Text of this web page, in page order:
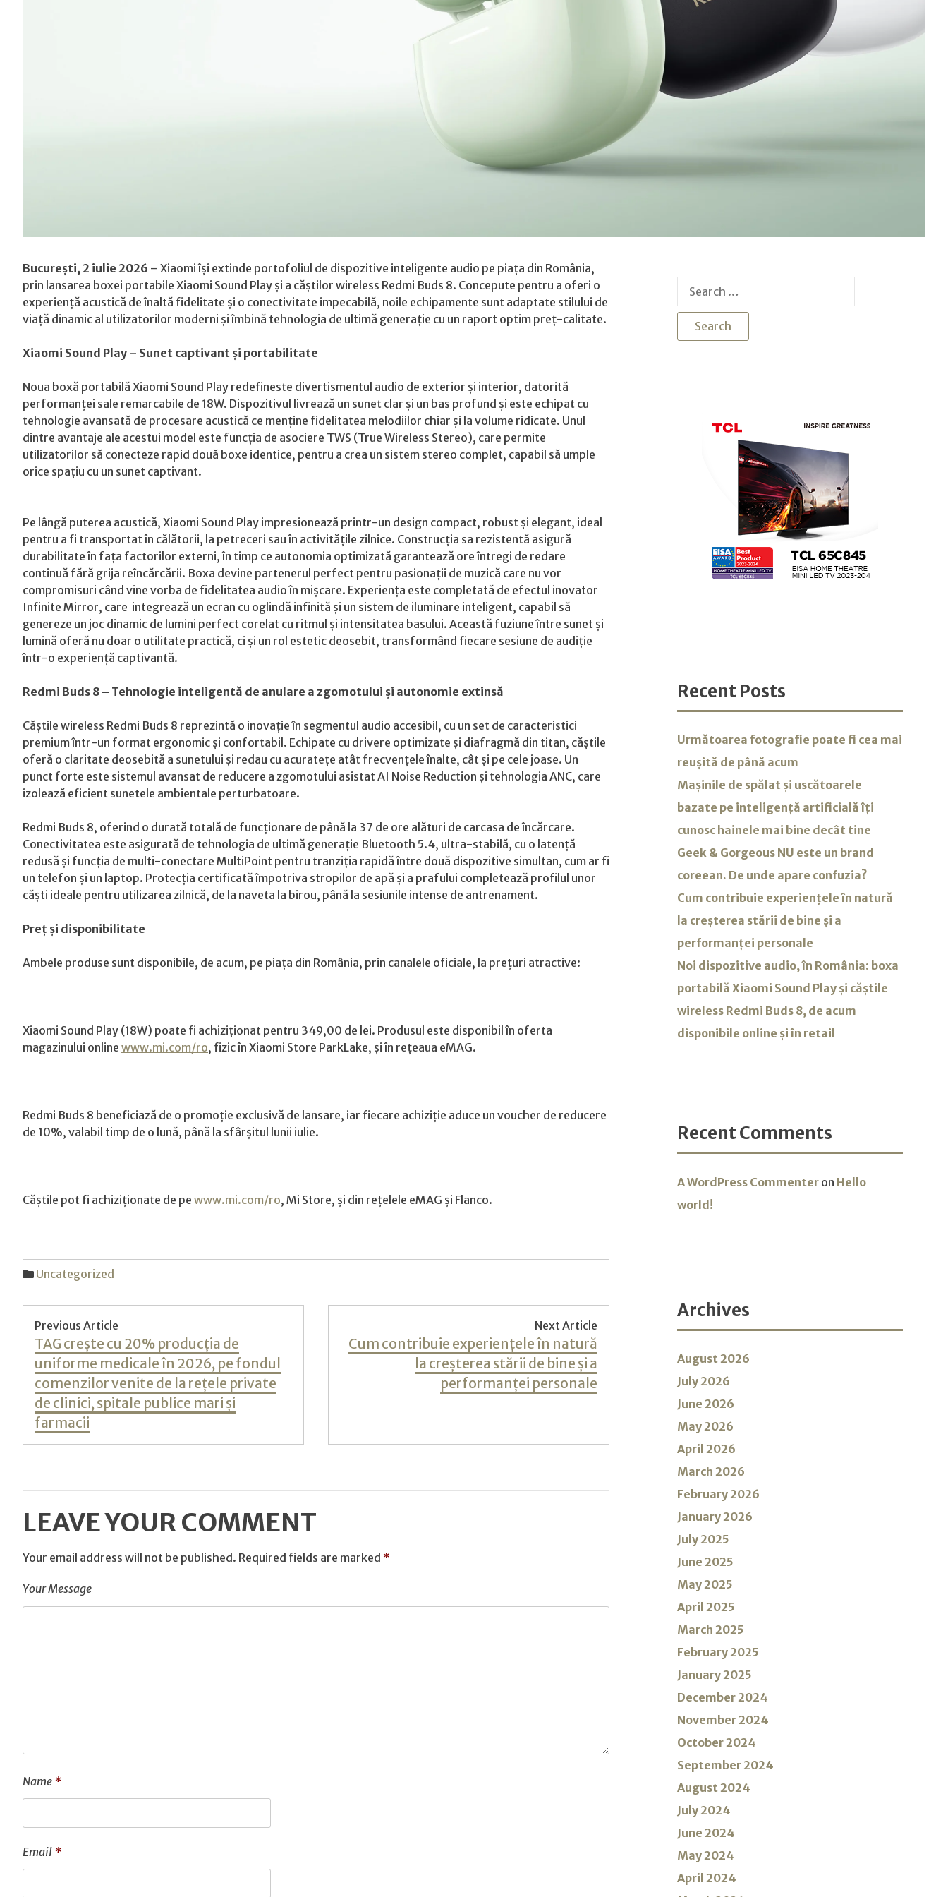
București, 2 iulie 2026 – Xiaomi își extinde portofoliul de dispozitive inteligente audio pe piața din România,
prin lansarea boxei portabile Xiaomi Sound Play și a căștilor wireless Redmi Buds 8. Concepute pentru a oferi o
experiență acustică de înaltă fidelitate și o conectivitate impecabilă, noile echipamente sunt adaptate stilului de
viață dinamic al utilizatorilor moderni și îmbină tehnologia de ultimă generație cu un raport optim preț-calitate.
Xiaomi Sound Play – Sunet captivant și portabilitate
Noua boxă portabilă Xiaomi Sound Play redefineste divertismentul audio de exterior și interior, datorită
performanței sale remarcabile de 18W. Dispozitivul livrează un sunet clar și un bas profund și este echipat cu
tehnologie avansată de procesare acustică ce menține fidelitatea melodiilor chiar și la volume ridicate. Unul
dintre avantaje ale acestui model este funcția de asociere TWS (True Wireless Stereo), care permite
utilizatorilor să conecteze rapid două boxe identice, pentru a crea un sistem stereo complet, capabil să umple
orice spațiu cu un sunet captivant.
Pe lângă puterea acustică, Xiaomi Sound Play impresionează printr-un design compact, robust și elegant, ideal
pentru a fi transportat în călătorii, la petreceri sau în activitățile zilnice. Construcția sa rezistentă asigură
durabilitate în fața factorilor externi, în timp ce autonomia optimizată garantează ore întregi de redare
continuă fără grija reîncărcării. Boxa devine partenerul perfect pentru pasionații de muzică care nu vor
compromisuri când vine vorba de fidelitatea audio în mișcare. Experiența este completată de efectul inovator
Infinite Mirror, care integrează un ecran cu oglindă infinită și un sistem de iluminare inteligent, capabil să
genereze un joc dinamic de lumini perfect corelat cu ritmul și intensitatea basului. Această fuziune între sunet și
lumină oferă nu doar o utilitate practică, ci și un rol estetic deosebit, transformând fiecare sesiune de audiție
într-o experiență captivantă.
Redmi Buds 8 – Tehnologie inteligentă de anulare a zgomotului și autonomie extinsă
Căștile wireless Redmi Buds 8 reprezintă o inovație în segmentul audio accesibil, cu un set de caracteristici
premium într-un format ergonomic și confortabil. Echipate cu drivere optimizate și diafragmă din titan, căștile
oferă o claritate deosebită a sunetului și redau cu acuratețe atât frecvențele înalte, cât și pe cele joase. Un
punct forte este sistemul avansat de reducere a zgomotului asistat AI Noise Reduction și tehnologia ANC, care
izolează eficient sunetele ambientale perturbatoare.
Redmi Buds 8, oferind o durată totală de funcționare de până la 37 de ore alături de carcasa de încărcare.
Conectivitatea este asigurată de tehnologia de ultimă generație Bluetooth 5.4, ultra-stabilă, cu o latență
redusă și funcția de multi-conectare MultiPoint pentru tranziția rapidă între două dispozitive simultan, cum ar fi
un telefon și un laptop. Protecția certificată împotriva stropilor de apă și a prafului completează profilul unor
căști ideale pentru utilizarea zilnică, de la naveta la birou, până la sesiunile intense de antrenament.
Preț și disponibilitate
Ambele produse sunt disponibile, de acum, pe piața din România, prin canalele oficiale, la prețuri atractive:
Xiaomi Sound Play (18W) poate fi achiziționat pentru 349,00 de lei. Produsul este disponibil în oferta
magazinului online www.mi.com/ro, fizic în Xiaomi Store ParkLake, și în rețeaua eMAG.
Redmi Buds 8 beneficiază de o promoție exclusivă de lansare, iar fiecare achiziție aduce un voucher de reducere
de 10%, valabil timp de o lună, până la sfârșitul lunii iulie.
Căștile pot fi achiziționate de pe www.mi.com/ro, Mi Store, și din rețelele eMAG și Flanco.
Uncategorized
Post
navigation
Previous Article
Previous
post:
TAG crește cu 20% producția de
uniforme medicale în 2026, pe fondul
comenzilor venite de la rețele private
de clinici, spitale publice mari și
farmacii
Next Article
Next
post:
Cum contribuie experiențele în natură
la creșterea stării de bine și a
performanței personale
LEAVE YOUR COMMENT
Your email address will not be published. Required fields are marked *
Your Message
Name *
Email *
Search
Recent Posts
Următoarea fotografie poate fi cea mai
reușită de până acum
Mașinile de spălat și uscătoarele
bazate pe inteligență artificială îți
cunosc hainele mai bine decât tine
Geek & Gorgeous NU este un brand
coreean. De unde apare confuzia?
Cum contribuie experiențele în natură
la creșterea stării de bine și a
performanței personale
Noi dispozitive audio, în România: boxa
portabilă Xiaomi Sound Play și căștile
wireless Redmi Buds 8, de acum
disponibile online și în retail
Recent Comments
A WordPress Commenter on Hello
world!
Archives
August 2026
July 2026
June 2026
May 2026
April 2026
March 2026
February 2026
January 2026
July 2025
June 2025
May 2025
April 2025
March 2025
February 2025
January 2025
December 2024
November 2024
October 2024
September 2024
August 2024
July 2024
June 2024
May 2024
April 2024